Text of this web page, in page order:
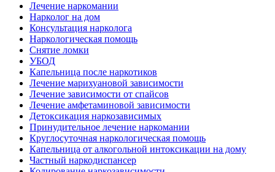
Лечение наркомании
Нарколог на дом
Консультация нарколога
Наркологическая помощь
Снятие ломки
УБОД
Капельница после наркотиков
Лечение марихуановой зависимости
Лечение зависимости от спайсов
Лечение амфетаминовой зависимости
Детоксикация наркозависимых
Принудительное лечение наркомании
Круглосуточная наркологическая помощь
Капельница от алкогольной интоксикации на дому
Частный наркодиспансер